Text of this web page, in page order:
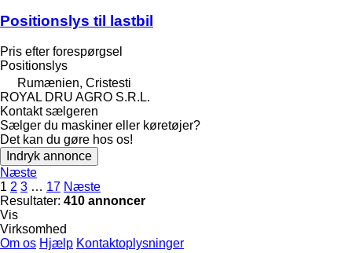
Positionslys til lastbil
Pris efter forespørgsel
Positionslys
Rumænien, Cristesti
ROYAL DRU AGRO S.R.L.
Kontakt sælgeren
Sælger du maskiner eller køretøjer?
Det kan du gøre hos os!
Indryk annonce
Næste
1 2 3 … 17 Næste
Resultater: 410 annoncer
Vis
Virksomhed
Om os Hjælp Kontaktoplysninger